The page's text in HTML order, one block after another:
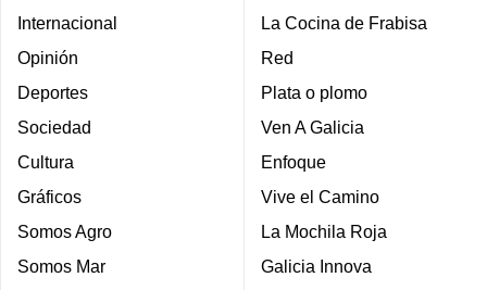
Internacional
Opinión
Deportes
Sociedad
Cultura
Gráficos
Somos Agro
Somos Mar
La Cocina de Frabisa
Red
Plata o plomo
Ven A Galicia
Enfoque
Vive el Camino
La Mochila Roja
Galicia Innova